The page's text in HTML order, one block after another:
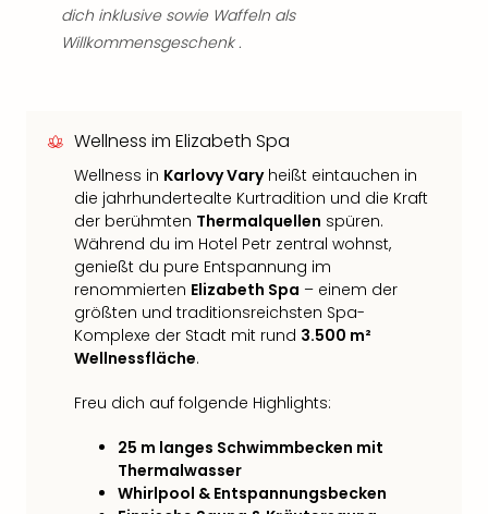
dich inklusive sowie Waffeln als
Willkommensgeschenk .
Wellness im Elizabeth Spa
Wellness in Karlovy Varyheißt eintauchen in
die jahrhundertealte Kurtradition und die Kraft
der berühmten Thermalquellen spüren.
Während du im Hotel Petr zentral wohnst,
genießt du pure Entspannung im
renommierten Elizabeth Spa – einem der
größten und traditionsreichsten Spa-
Komplexe der Stadt mit rund 3.500 m²
Wellnessfläche.
Freu dich auf folgende Highlights:
25 m langes Schwimmbecken mit
Thermalwasser
Whirlpool & Entspannungsbecken